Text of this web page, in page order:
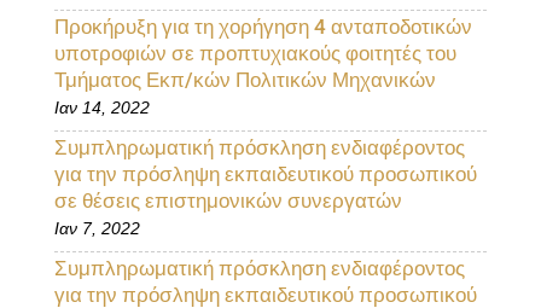
Προκήρυξη για τη χορήγηση 4 ανταποδοτικών
υποτροφιών σε προπτυχιακούς φοιτητές του
Τμήματος Εκπ/κών Πολιτικών Μηχανικών
Ιαν 14, 2022
Συμπληρωματική πρόσκληση ενδιαφέροντος
για την πρόσληψη εκπαιδευτικού προσωπικού
σε θέσεις επιστημονικών συνεργατών
Ιαν 7, 2022
Συμπληρωματική πρόσκληση ενδιαφέροντος
για την πρόσληψη εκπαιδευτικού προσωπικού